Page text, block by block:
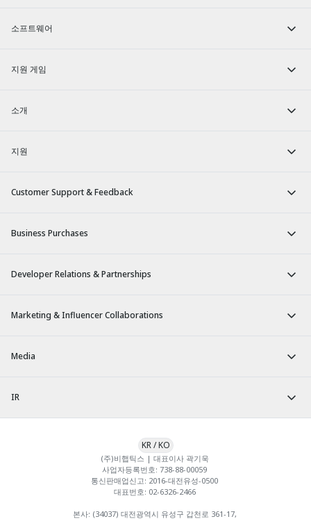
소프트웨어
지원 게임
소개
지원
Customer Support & Feedback
Business Purchases
Developer Relations & Partnerships
Marketing & Influencer Collaborations
Media
IR
(주)비햅틱스 | 대표이사 곽기욱
사업자등록번호: 738-88-00059
통신판매업신고: 2016-대전유성-0500
대표번호: 02-6326-2466
본사: (34037) 대전광역시 유성구 갑천로 361-17,
KR/KO